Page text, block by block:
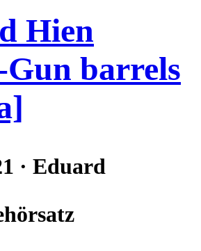
Hien
Gun barrels
· Eduard